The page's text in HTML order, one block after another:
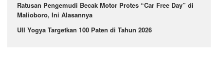
Ratusan Pengemudi Becak Motor Protes “Car Free Day” di
Malioboro, Ini Alasannya
UII Yogya Targetkan 100 Paten di Tahun 2026